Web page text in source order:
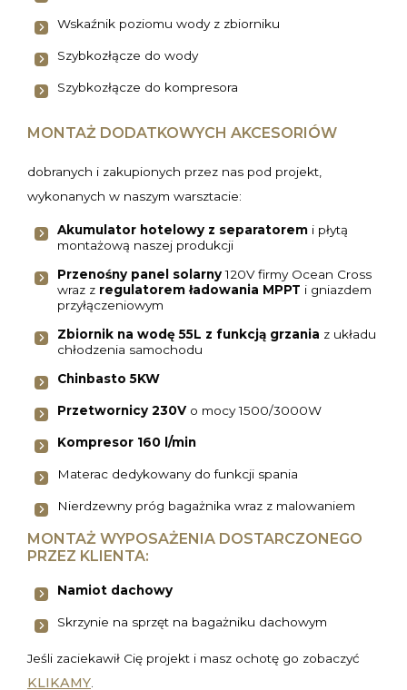
Wskaźnik poziomu wody z zbiorniku
Szybkozłącze do wody
Szybkozłącze do kompresora
MONTAŻ DODATKOWYCH AKCESORIÓW
dobranych i zakupionych przez nas pod projekt,
wykonanych w naszym warsztacie:
Akumulator hotelowy z separatorem i płytą
montażową naszej produkcji
Przenośny panel solarny120V firmy Ocean Cross
wraz z regulatorem ładowania MPPT i gniazdem
przyłączeniowym
Zbiornik na wodę 55L z funkcją grzania z układu
chłodzenia samochodu
Chinbasto 5KW
Przetwornicy 230Vo mocy 1500/3000W
Kompresor 160 l/min
Materac dedykowany do funkcji spania
Nierdzewny próg bagażnika wraz z malowaniem
MONTAŻ WYPOSAŻENIA DOSTARCZONEGO
PRZEZ KLIENTA:
Namiot dachowy
Skrzynie na sprzęt na bagażniku dachowym
Jeśli zaciekawił Cię projekt i masz ochotę go zobaczyć
KLIKAMY